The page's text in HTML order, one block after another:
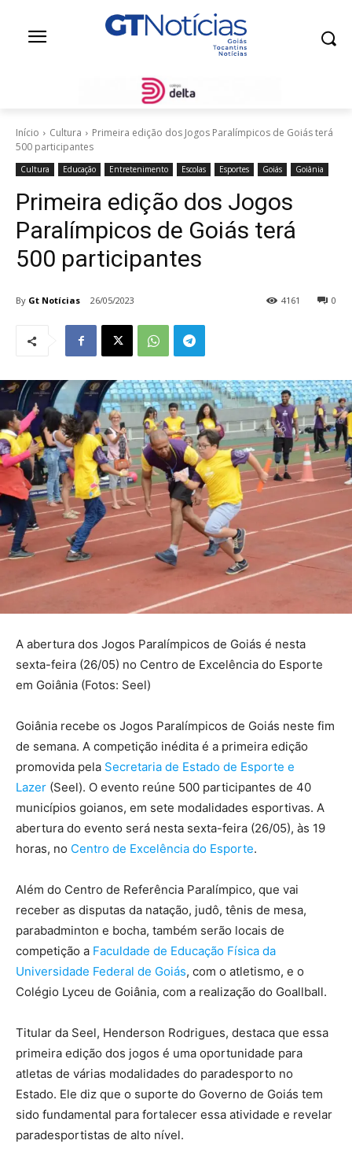
Início Cultura
Primeira edição dos Jogos Paralímpicos de Goiás terá
500 participantes
Cultura Educação Entretenimento Escolas Esportes Goiás Goiânia
Primeira edição dos Jogos
Paralímpicos de Goiás terá
500 participantes
By Gt Notícias 26/05/2023 0
4161
A abertura dos Jogos Paralímpicos de Goiás é nesta
sexta-feira (26/05) no Centro de Excelência do Esporte
em Goiânia (Fotos: Seel)
Goiânia recebe os Jogos Paralímpicos de Goiás neste fim
de semana. A competição inédita é a primeira edição
promovida pela Secretaria de Estado de Esporte e
Lazer (Seel). O evento reúne 500 participantes de 40
municípios goianos, em sete modalidades esportivas. A
abertura do evento será nesta sexta-feira (26/05), às 19
horas, no Centro de Excelência do Esporte.
Além do Centro de Referência Paralímpico, que vai
receber as disputas da natação, judô, tênis de mesa,
parabadminton e bocha, também serão locais de
competição a Faculdade de Educação Física da
Universidade Federal de Goiás, com o atletismo, e o
Colégio Lyceu de Goiânia, com a realização do Goallball.
Titular da Seel, Henderson Rodrigues, destaca que essa
primeira edição dos jogos é uma oportunidade para
atletas de várias modalidades do paradesporto no
Estado. Ele diz que o suporte do Governo de Goiás tem
sido fundamental para fortalecer essa atividade e revelar
paradesportistas de alto nível.